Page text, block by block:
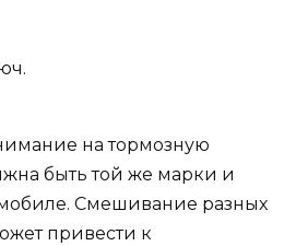
на тормозную
быть той же марки и
Смешивание разных
привести к